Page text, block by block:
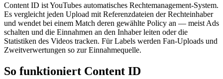
Content ID ist YouTubes automatisches Rechtemanagement-System.
Es vergleicht jeden Upload mit Referenzdateien der Rechteinhaber
und wendet bei einem Match deren gewählte Policy an — meist Ads
schalten und die Einnahmen an den Inhaber leiten oder die
Statistiken des Videos tracken. Für Labels werden Fan-Uploads und
Zweitverwertungen so zur Einnahmequelle.
So funktioniert Content ID